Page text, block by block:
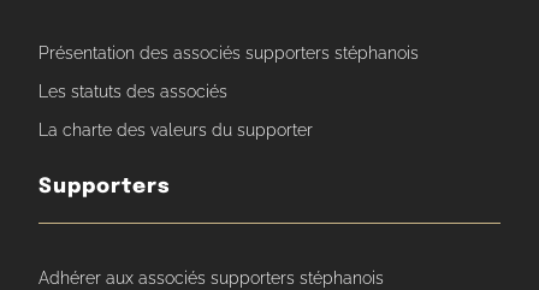
Présentation des associés supporters stéphanois
Les statuts des associés
La charte des valeurs du supporter
Supporters
Adhérer aux associés supporters stéphanois